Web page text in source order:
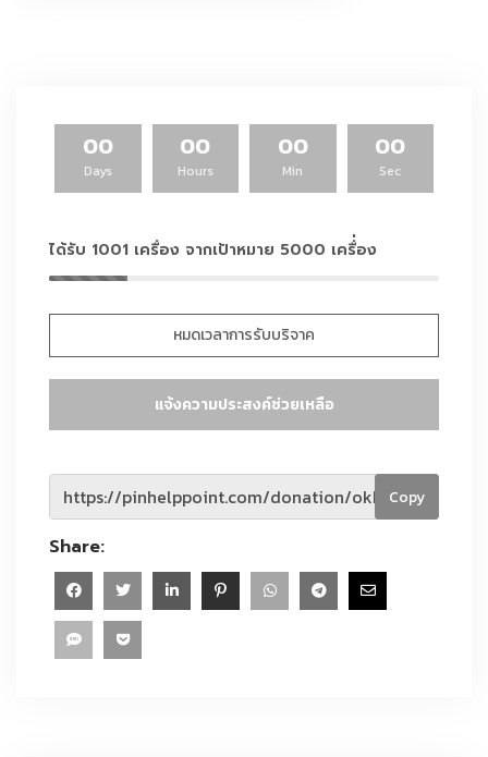
00
Days
00
Hours
00
Min
00
Sec
ได้รับ 1001 เครื่อง จากเป้าหมาย 5000 เครื่่อง
หมดเวลาการรับบริจาค
แจ้งความประสงค์ช่วยเหลือ
Copy
Share: